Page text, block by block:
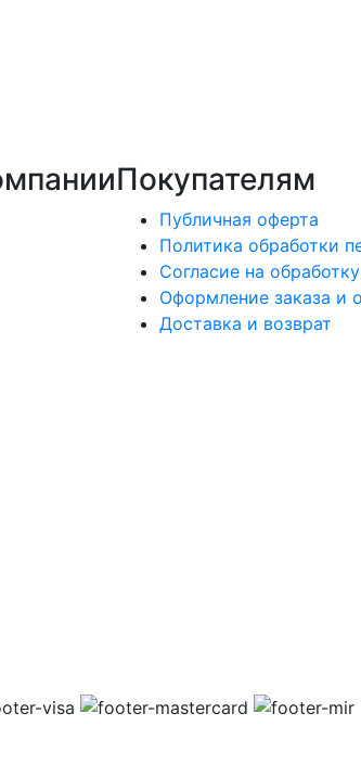
Покупателям
Публичная оферта
Политика обработки
Согласие на
Оформление заказа и
Доставка и возврат